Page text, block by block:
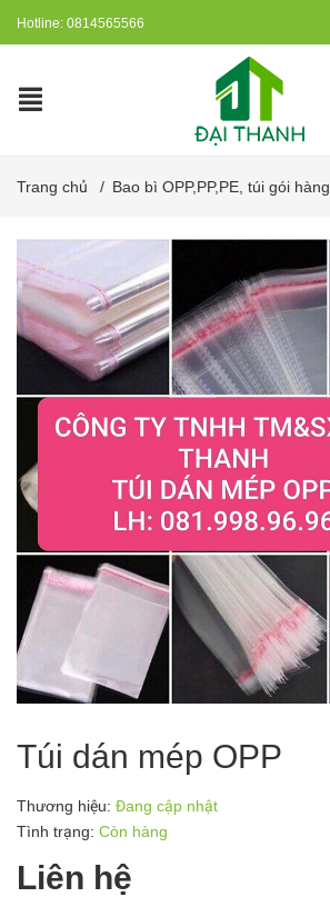
Hotline: 0814565566
Trang chủ / Bao bì OPP,PP,PE, túi gói hàng
Túi dán mép OPP
Thương hiệu: Đang cập nhật
Tình trạng: Còn hàng
Liên hệ